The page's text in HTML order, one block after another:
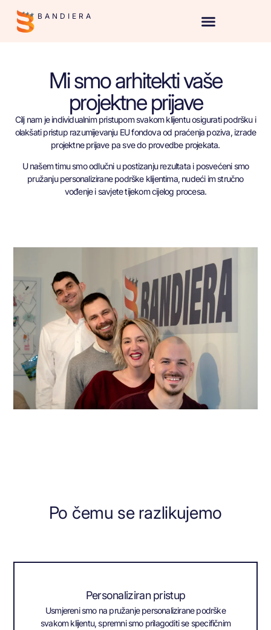
BANDIERA
Mi smo arhitekti vaše
projektne prijave
Cilj nam je individualnim pristupom svakom klijentu osigurati podršku i
olakšati pristup razumijevanju EU fondova od praćenja poziva, izrade
projektne prijave pa sve do provedbe projekata.
U našem timu smo odlučni u postizanju rezultata i posvećeni smo
pružanju personalizirane podrške klijentima, nudeći im stručno
vođenje i savjete tijekom cijelog procesa.
Po čemu se razlikujemo
Personaliziran pristup
Usmjereni smo na pružanje personalizirane podrške
svakom klijentu, spremni smo prilagoditi se specifičnim